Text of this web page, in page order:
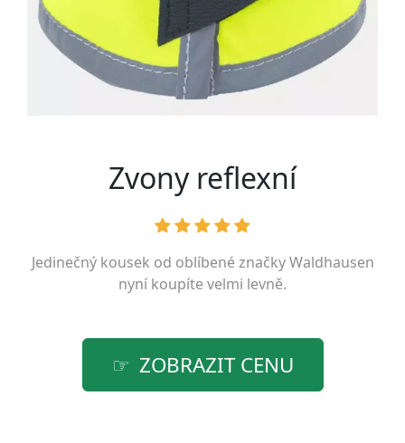
Zvony reflexní
Jedinečný kousek od oblíbené značkyWaldhausen
nyní koupíte velmi levně.
ZOBRAZIT CENU